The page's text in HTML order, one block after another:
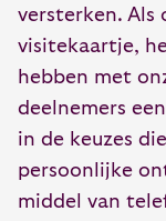
versterken. Als
visitekaartje,
hebben met
deelnemers
in de keuzes
persoonlijke
middel van